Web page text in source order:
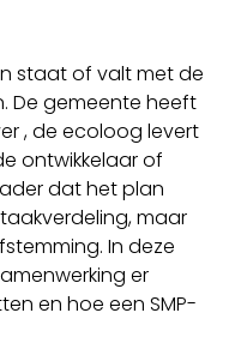
staat of valt met de
De gemeente heeft
, de ecoloog levert
ontwikkelaar of
dat het plan
maar
In deze
er
en hoe een SMP-